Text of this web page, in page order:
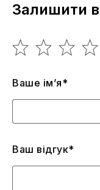
Залишити
Ваше ім’я*
Ваш відгук*